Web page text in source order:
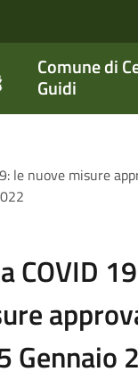
Comune di
Guidi
le nuove misure
COVID
Gennaio